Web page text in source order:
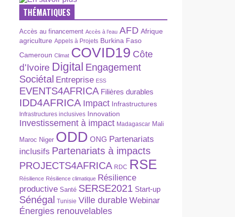
THÉMATIQUES
Accès au financement Accès à l’eau AFD Afrique
agriculture Appels à Projets Burkina Faso
Cameroun Climat COVID19 Côte
d'Ivoire Digital Engagement
Sociétal Entreprise ESS
EVENTS4AFRICA Filières durables
IDD4AFRICA Impact Infrastructures
Infrastructures inclusives Innovation
Investissement à impact Madagascar Mali
Maroc Niger ODD ONG Partenariats
inclusifs Partenariats à impacts
PROJECTS4AFRICA RDC RSE
Résilience Résilience climatique Résilience
productive Santé SERSE2021 Start-up
Sénégal Tunisie Ville durable Webinar
Énergies renouvelables